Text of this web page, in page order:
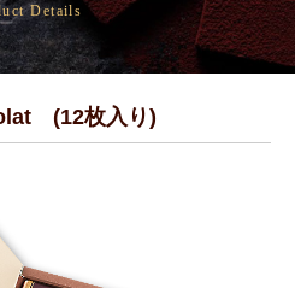
Details
(12枚入り)